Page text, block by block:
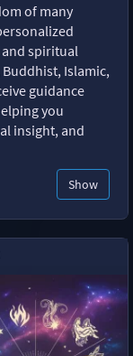
of many
spiritual
Islamic,
guidance
you
insight, and
Show